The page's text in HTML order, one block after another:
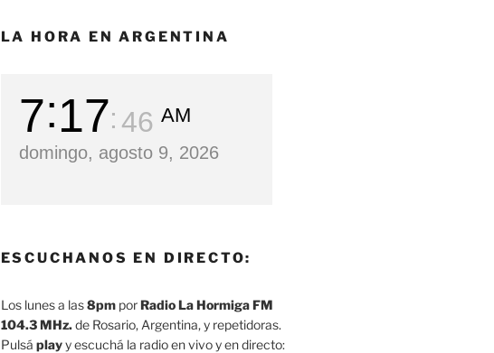
LA HORA EN ARGENTINA
7 17 47 AM
domingo, agosto 9, 2026
ESCUCHANOS EN DIRECTO:
Los lunes a las8pmporRadio La Hormiga FM
104.3 MHz.de Rosario, Argentina, y repetidoras.
Pulsá playy escuchá la radio en vivo y en directo: